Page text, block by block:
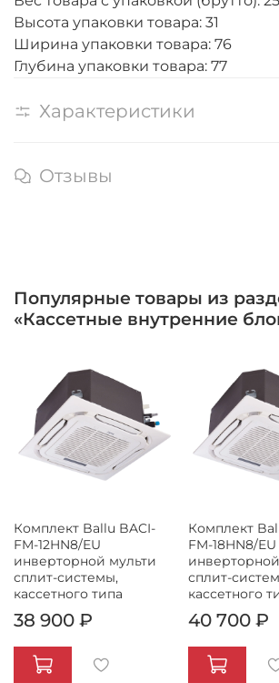
Высота упаковки товара: 31
Ширина упаковки товара: 76
Глубина упаковки товара: 77
Характеристики
Отзывы
Популярные товары из
«Кассетные внутренние
Комплект Ballu BACI-
FM-12HN8/EU
инверторной мульти
сплит-системы,
кассетного типа
38 900 ₽
Комплект
FM-18HN8/EU
сплит-
кассетного
40 700 ₽